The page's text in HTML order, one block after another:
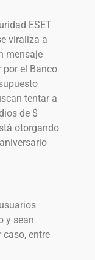
ESET
viraliza a
mensaje
por el Banco
tentar a
de $
otorgando
y sean
caso, entre